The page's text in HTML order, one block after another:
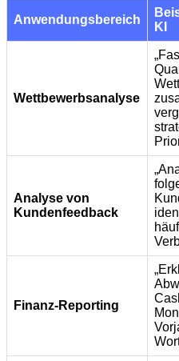
Anwendungsbereich
KI
Wettbewerbsanalyse
Analyse von
Kundenfeedback
Finanz-Reporting